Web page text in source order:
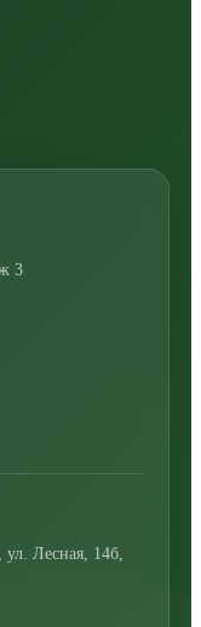
3
, ул. Лесная, 14б,